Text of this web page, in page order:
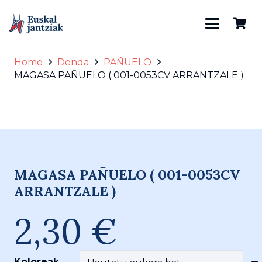
Home Denda
PAÑUELO
MAGASA PAÑUELO ( 001-0053CV ARRANTZALE )
MAGASA PAÑUELO ( 001-0053CV
ARRANTZALE )
2,30 €